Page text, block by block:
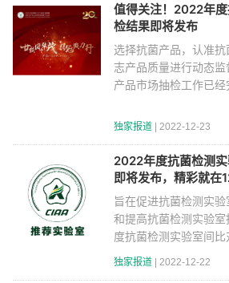
值得关注！2022年
检结果即将发布
选择抗菌产品，认准
志产品质量进行动态
产品市场抽检工作已
独家报道 | 2022-12-23
2022年度抗菌检测
即将发布，精彩就在
旨在促进抗菌检测实
和提高抗菌检测实验
度抗菌检测实验室间
25日，CIAA将为您揭
请期待！
独家报道 | 2022-12-22